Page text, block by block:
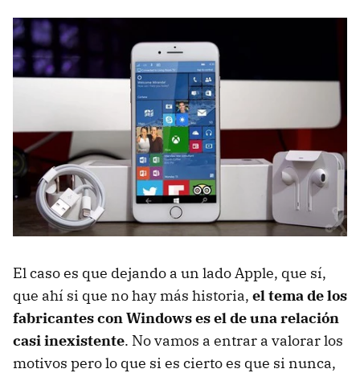
El caso es que dejando a un lado Apple, que sí,
que ahí si que no hay más historia, el tema de los
fabricantes con Windows es el de una relación
casi inexistente. No vamos a entrar a valorar los
motivos pero lo que si es cierto es que si nunca,